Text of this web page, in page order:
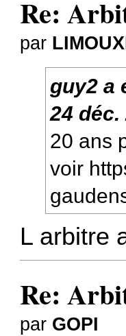
Re:
par
guy2 a
24 déc.
20 ans
voir
L arbitre
Re:
par GOPI